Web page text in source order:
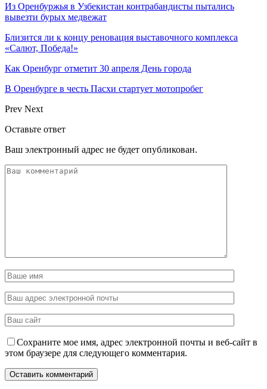
Из Оренбуржья в Узбекистан контрабандисты пытались
вывезти бурых медвежат
Близится ли к концу реновация выставочного комплекса
«Салют, Победа!»
Как Оренбург отметит 30 апреля День города
В Оренбурге в честь Пасхи стартует мотопробег
Prev Next
Оставьте ответ
Ваш электронный адрес не будет опубликован.
Сохраните мое имя, адрес электронной почты и веб-сайт в
этом браузере для следующего комментария.